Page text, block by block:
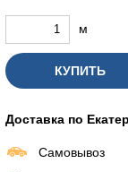
м
КУПИТЬ
Доставка по
Самовывоз